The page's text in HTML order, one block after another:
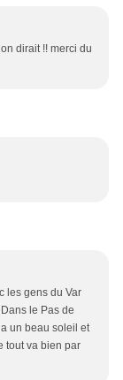
dirait !! merci du
les gens du Var
le Pas de
un beau soleil et
tout va bien par